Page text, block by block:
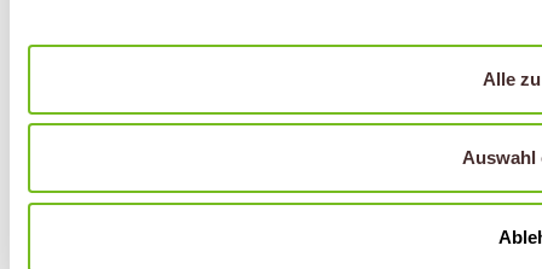
Alle
Auswahl